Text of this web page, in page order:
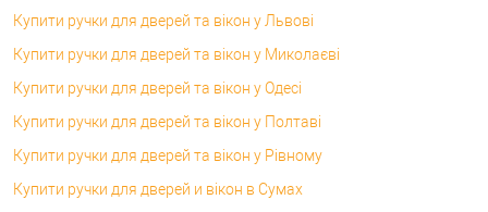
Купити ручки для дверей та вікон у Львові
Купити ручки для дверей та вікон у Миколаєві
Купити ручки для дверей та вікон у Одесі
Купити ручки для дверей та вікон у Полтаві
Купити ручки для дверей та вікон у Рівному
Купити ручки для дверей и вікон в Сумах